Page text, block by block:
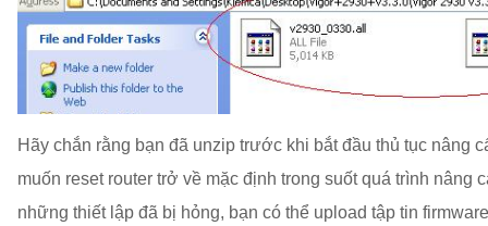
Hãy chắn rằng bạn đã unzip trước khi bắt đầu thủ tục nâng
muốn reset router trở về mặc định trong suốt quá trình nâng
những thiết lập đã bị hỏng, bạn có thể upload tập tin